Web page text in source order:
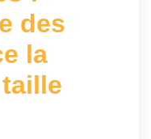
des
la